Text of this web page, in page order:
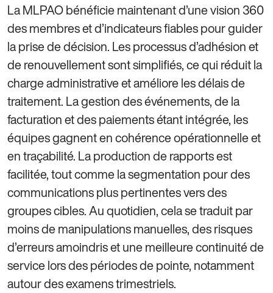
La MLPAO bénéficie maintenant d’une vision 360
des membres et d’indicateurs fiables pour guider
la prise de décision. Les processus d’adhésion et
de renouvellement sont simplifiés, ce qui réduit la
charge administrative et améliore les délais de
traitement. La gestion des événements, de la
facturation et des paiements étant intégrée, les
équipes gagnent en cohérence opérationnelle et
en traçabilité. La production de rapports est
facilitée, tout comme la segmentation pour des
communications plus pertinentes vers des
groupes cibles. Au quotidien, cela se traduit par
moins de manipulations manuelles, des risques
d’erreurs amoindris et une meilleure continuité de
service lors des périodes de pointe, notamment
autour des examens trimestriels.